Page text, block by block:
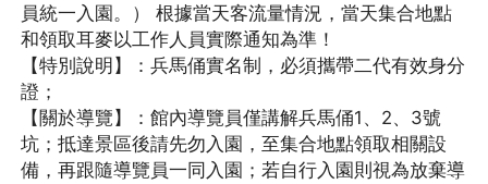
員統一入園。） 根據當天客流量情況，當天集合地點
和領取耳麥以工作人員實際通知為準！
【特別說明】：兵馬俑實名制，必須攜帶二代有效身分
證；
【關於導覽】：館內導覽員僅講解兵馬俑1、2、3號
坑；抵達景區後請先勿入園，至集合地點領取相關設
備，再跟隨導覽員一同入園；若自行入園則視為放棄導